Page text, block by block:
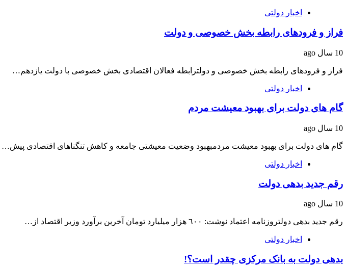
اخبار دولتی
فراز و فرودهای رابطه بخش خصوصی و دولت
10 سال ago
فراز و فرودهای رابطه بخش خصوصی و دولترابطه فعالان اقتصادی بخش خصوصی با دولت یازدهم…
اخبار دولتی
گام های دولت برای بهبود معیشت مردم
10 سال ago
گام های دولت برای بهبود معیشت مردمبهبود وضعیت معیشتی جامعه و کاهش تنگناهای اقتصادی پیش…
اخبار دولتی
رقم جديد بدهی دولت
10 سال ago
رقم جديد بدهی دولتروزنامه اعتماد نوشت: ٦٠٠ هزار ميليارد تومان آخرين برآورد وزير اقتصاد از…
اخبار دولتی
بدهی دولت به بانک مرکزی چقدر است؟!